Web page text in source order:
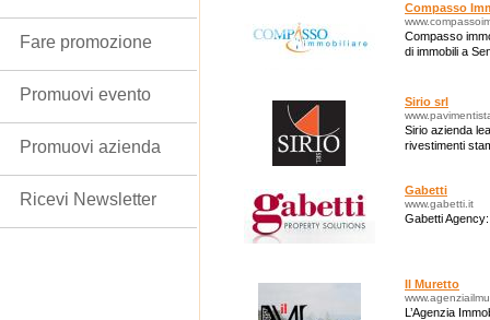
Compasso
Compasso
di immobili a
Sirio srl
Sirio azienda
rivestimenti
Gabetti
www.gabetti.it
Gabetti
Il Muretto
L’Agenzia
Fare promozione
Promuovi evento
Promuovi azienda
Ricevi Newsletter